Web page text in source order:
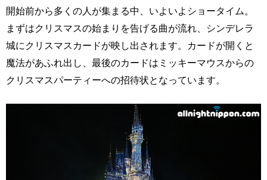
開始前から多くの人が集まる中、いよいよショータイム。
まずはクリスマスの始まりを告げる曲が流れ、シンデレラ
城にクリスマスカードが映し出されます。カードが開くと
魔法があふれ出し、最後のカードはミッキーマウスからの
クリスマスパーティーへの招待状となっています。